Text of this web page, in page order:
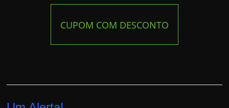
CUPOM COM DESCONTO